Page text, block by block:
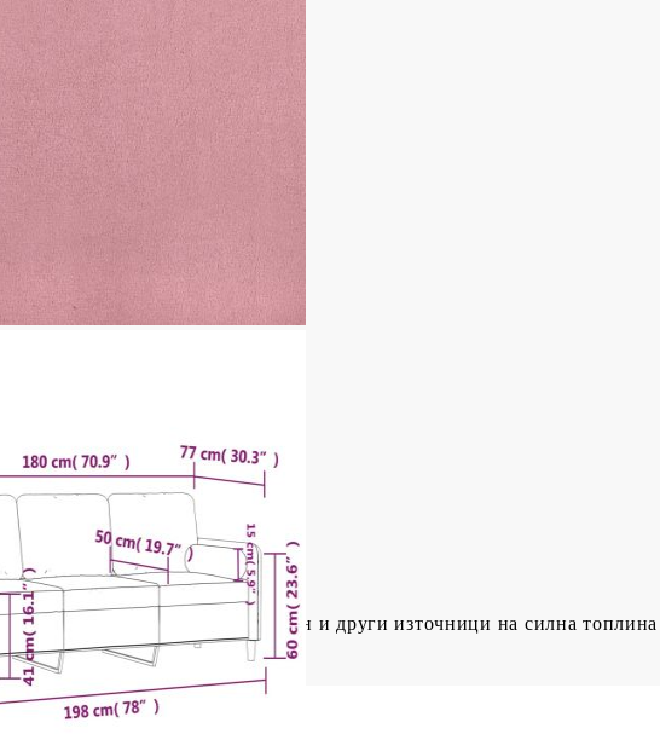
(Ш x Д x В)
41 см
60 см
(на място): 110 кг
се с риска от открит огън и други източници на силна